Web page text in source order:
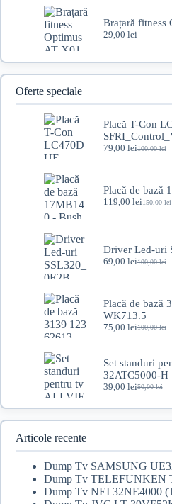
Brațară fitness
29,00 lei
Oferte speciale
Placă T-Con
100,00lei
Prețul
fost:
100,00 lei.
79,00 leiPrețul
79,00 lei.
Placă de bază
150,00lei
Prețul
150,00
119,00 leiPrețul
Driver Led-uri
100,00lei
Prețul
fost:
100,00 lei.
69,00 leiPrețul
69,00 lei.
Placă de bază
WK713.5
100,00lei
Prețul
fost:
100,00 lei.
75,00 leiPrețul
75,00 lei.
Set standuri
32ATC5000-H
50,00lei
Prețul
39,00 leiPrețul
Articole recente
Dump Tv SAMSUNG
Dump Tv TELEFUNKEN
Dump Tv NEI 32NE4000